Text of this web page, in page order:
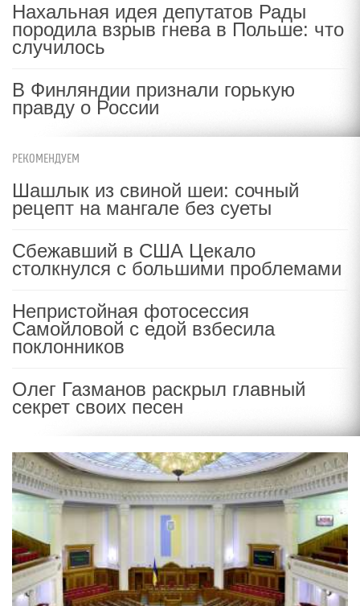
Нахальная идея депутатов Рады
породила взрыв гнева в Польше: что
случилось
В Финляндии признали горькую
правду о России
РЕКОМЕНДУЕМ
Шашлык из свиной шеи: сочный
рецепт на мангале без суеты
Сбежавший в США Цекало
столкнулся с большими проблемами
Непристойная фотосессия
Самойловой с едой взбесила
поклонников
Олег Газманов раскрыл главный
секрет своих песен